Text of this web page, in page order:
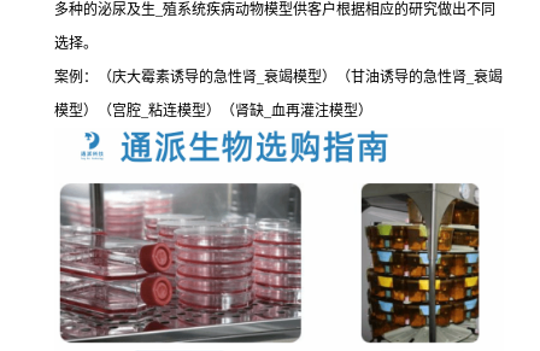
多种的泌尿及生_殖系统疾病动物模型供客户根据相应的研究做出不同
选择。
案例：（庆大霉素诱导的急性肾_衰竭模型）（甘油诱导的急性肾_衰竭
模型）（宫腔_粘连模型）（肾缺_血再灌注模型）